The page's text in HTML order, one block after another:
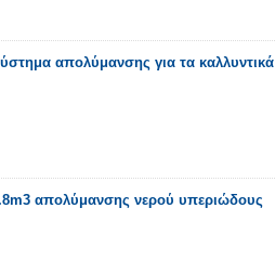
απολύμανσης για τα καλλυντικά
απολύμανσης νερού υπεριώδους